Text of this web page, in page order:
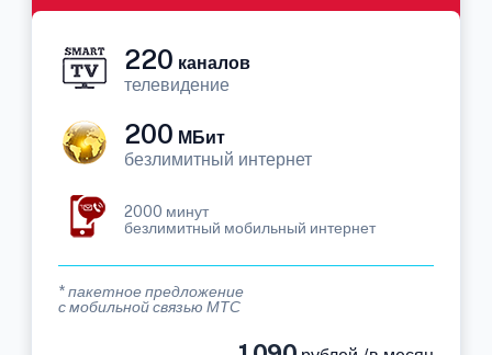
220 каналов
телевидение
200 МБит
безлимитный интернет
2000 минут
безлимитный мобильный интернет
* пакетное предложение
с мобильной связью МТС